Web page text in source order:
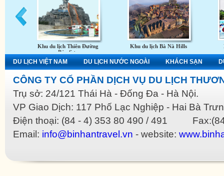
Khu du lịch Thiên Đường
Bảo Sơn
Khu du lịch Bà Nà Hills
DU LỊCH VIỆT NAM DU LỊCH NƯỚC NGOÀI KHÁCH SẠN
CÔNG TY CỔ PHẦN DỊCH VỤ DU LỊCH
Trụ sở: 24/121 Thái Hà - Đống Đa - Hà Nội.
VP Giao Dịch: 117 Phố Lạc Nghiệp - Hai Bà
Điện thoại: (84 - 4) 353 80 490 / 491 Fax:(84
Email: info@binhantravel.vn - website: